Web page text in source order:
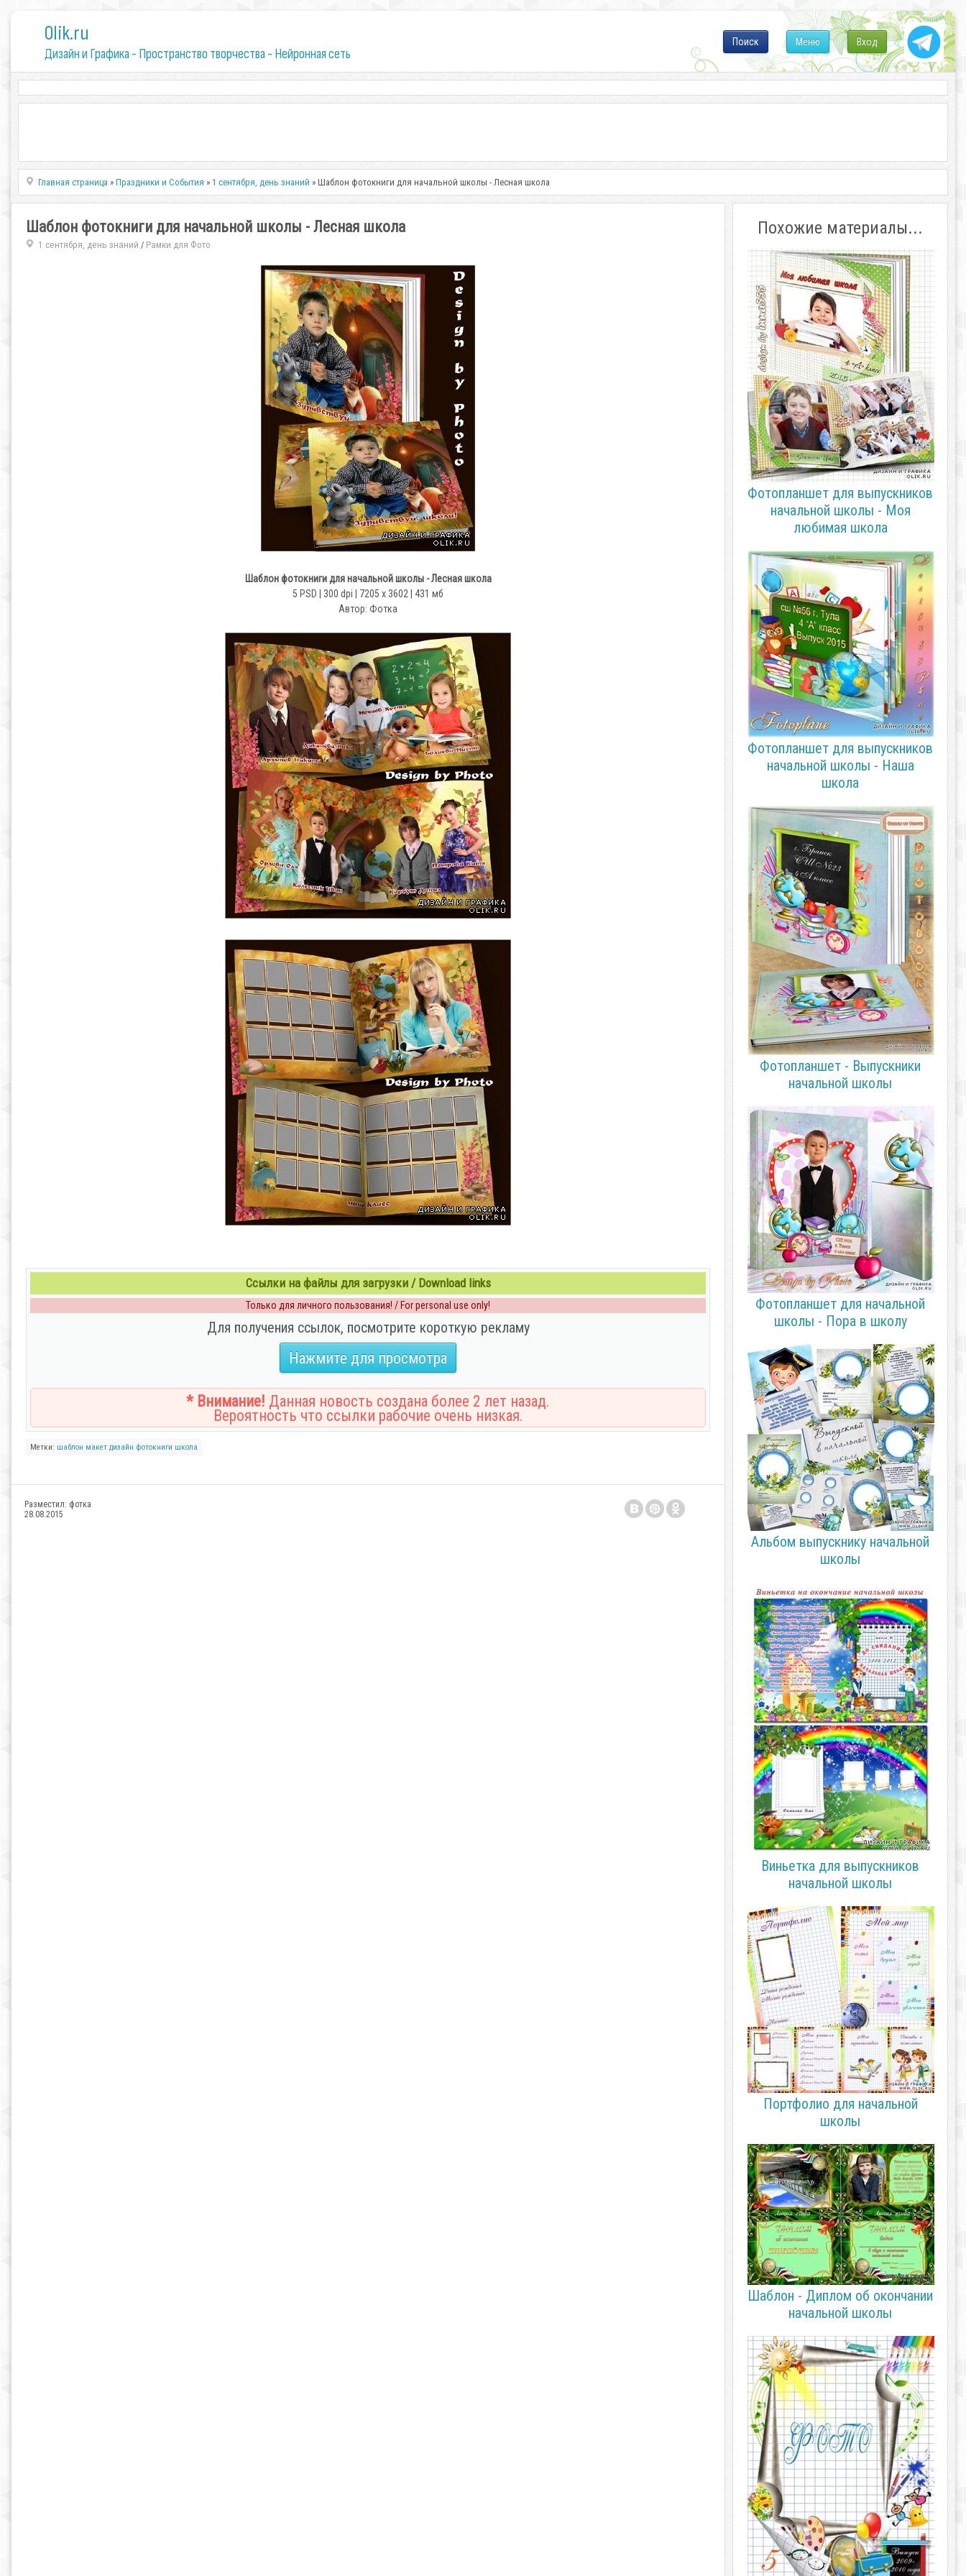
0lik.ru
Дизайн и Графика - Пространство творчества - Нейронная сеть
Вход
Меню
Поиск
Главная страница »Праздники и События »1 сентября, день знаний » Шаблон фотокниги для начальной школы - Лесная школа
Шаблон фотокниги для начальной школы - Лесная школа
1 сентября, день знаний / Рамки для Фото
Шаблон фотокниги для начальной школы - Лесная школа
5 PSD | 300 dpi | 7205 x 3602 | 431 мб
Автор: Фотка
Ссылки на файлы для загрузки / Download links
Только для личного пользования! / For personal use only!
Для получения ссылок, посмотрите короткую рекламу
Нажмите для просмотра
* Внимание! Данная новость создана более 2 лет назад.
Вероятность что ссылки рабочие очень низкая.
Метки: шаблон макет дизайн фотокниги школа
Разместил: фотка
28.08.2015
Похожие материалы...
Фотопланшет для выпускников
начальной школы - Моя
любимая школа
Фотопланшет для выпускников
начальной школы - Наша
школа
Фотопланшет - Выпускники
начальной школы
Фотопланшет для начальной
школы - Пора в школу
Альбом выпускнику начальной
школы
Виньетка для выпускников
начальной школы
Портфолио для начальной
школы
Шаблон - Диплом об окончании
начальной школы